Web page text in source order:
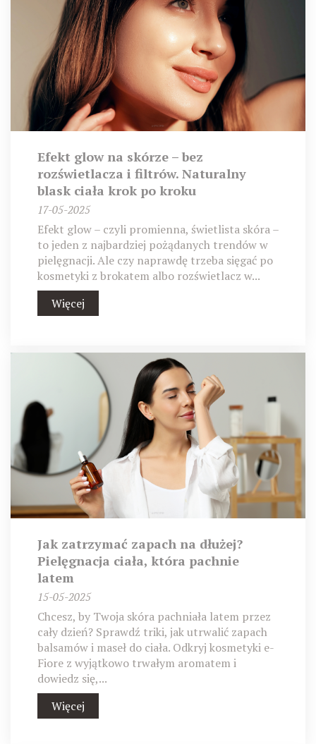
Efekt glow na skórze – bez
rozświetlacza i filtrów. Naturalny
blask ciała krok po kroku
17-05-2025
Efekt glow – czyli promienna, świetlista skóra –
to jeden z najbardziej pożądanych trendów w
pielęgnacji. Ale czy naprawdę trzeba sięgać po
kosmetyki z brokatem albo rozświetlacz w...
Więcej
Jak zatrzymać zapach na dłużej?
Pielęgnacja ciała, która pachnie
latem
15-05-2025
Chcesz, by Twoja skóra pachniała latem przez
cały dzień? Sprawdź triki, jak utrwalić zapach
balsamów i maseł do ciała. Odkryj kosmetyki e-
Fiore z wyjątkowo trwałym aromatem i
dowiedz się,...
Więcej